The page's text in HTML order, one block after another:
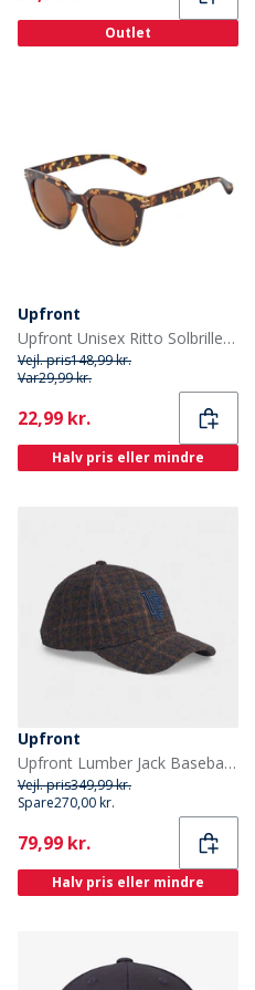
Outlet
Upfront
Upfront Unisex Ritto Solbriller Brun
Vejl. pris148,99 kr.
Var29,99 kr.
Current
22,99 kr.
Halv pris eller mindre
Upfront
Upfront Lumber Jack Baseball Kasket Navy
Vejl. pris349,99 kr.
Spare270,00 kr.
Current
79,99 kr.
Halv pris eller mindre